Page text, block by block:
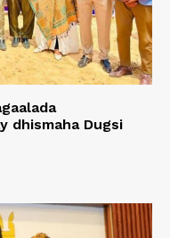
dhismaha Dugsi